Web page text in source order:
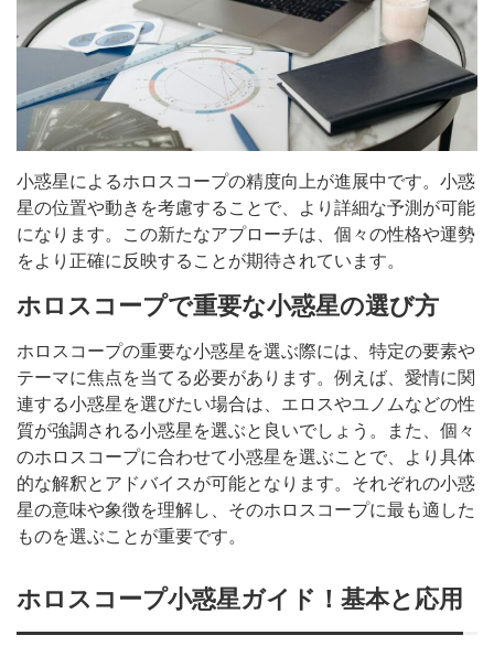
小惑星によるホロスコープの精度向上が進展中です。小惑
星の位置や動きを考慮することで、より詳細な予測が可能
になります。この新たなアプローチは、個々の性格や運勢
をより正確に反映することが期待されています。
ホロスコープで重要な小惑星の選び方
ホロスコープの重要な小惑星を選ぶ際には、特定の要素や
テーマに焦点を当てる必要があります。例えば、愛情に関
連する小惑星を選びたい場合は、エロスやユノムなどの性
質が強調される小惑星を選ぶと良いでしょう。また、個々
のホロスコープに合わせて小惑星を選ぶことで、より具体
的な解釈とアドバイスが可能となります。それぞれの小惑
星の意味や象徴を理解し、そのホロスコープに最も適した
ものを選ぶことが重要です。
ホロスコープ小惑星ガイド！基本と応用